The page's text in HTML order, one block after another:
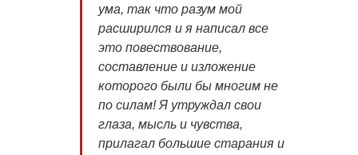
ума, так что разум мой
расширился и я написал все
это повествование,
составление и изложение
которого были бы многим не
по силам! Я утруждал свои
глаза, мысль и чувства,
прилагал большие старания и